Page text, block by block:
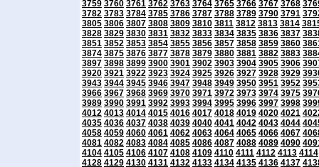
3759 3760 3761 3762 3763 3764 3765 3766 3767 3768
3782 3783 3784 3785 3786 3787 3788 3789 3790 3791
3805 3806 3807 3808 3809 3810 3811 3812 3813 3814
3828 3829 3830 3831 3832 3833 3834 3835 3836 3837
3851 3852 3853 3854 3855 3856 3857 3858 3859 3860
3874 3875 3876 3877 3878 3879 3880 3881 3882 3883
3897 3898 3899 3900 3901 3902 3903 3904 3905 3906
3920 3921 3922 3923 3924 3925 3926 3927 3928 3929
3943 3944 3945 3946 3947 3948 3949 3950 3951 3952
3966 3967 3968 3969 3970 3971 3972 3973 3974 3975
3989 3990 3991 3992 3993 3994 3995 3996 3997 3998
4012 4013 4014 4015 4016 4017 4018 4019 4020 4021
4035 4036 4037 4038 4039 4040 4041 4042 4043 4044
4058 4059 4060 4061 4062 4063 4064 4065 4066 4067
4081 4082 4083 4084 4085 4086 4087 4088 4089 4090
4104 4105 4106 4107 4108 4109 4110 4111 4112 4113 4114
4128 4129 4130 4131 4132 4133 4134 4135 4136 4137